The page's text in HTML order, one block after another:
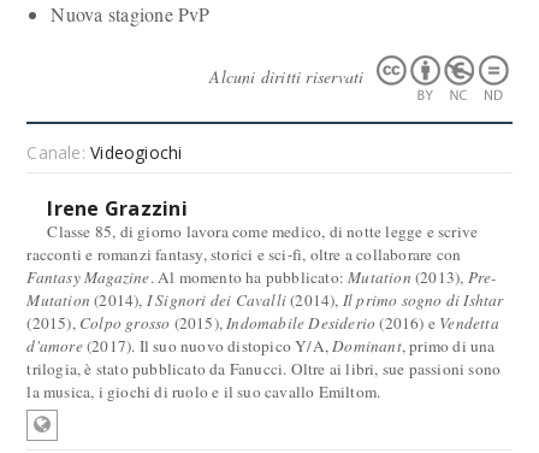
Nuova stagione PvP
Alcuni diritti riservati
Canale:Videogiochi
Irene Grazzini
Classe 85, di giorno lavora come medico, di notte legge e scrive
racconti e romanzi fantasy, storici e sci-fi, oltre a collaborare con
Fantasy Magazine. Al momento ha pubblicato:Mutation (2013), Pre-
Mutation (2014), I Signori dei Cavalli(2014), Il primo sogno di Ishtar
(2015), Colpo grosso (2015),Indomabile Desiderio (2016) e Vendetta
d'amore(2017). Il suo nuovo distopico Y/A,Dominant, primo di una
trilogia, è stato pubblicato da Fanucci. Oltre ai libri, sue passioni sono
la musica, i giochi di ruolo e il suo cavallo Emiltom.